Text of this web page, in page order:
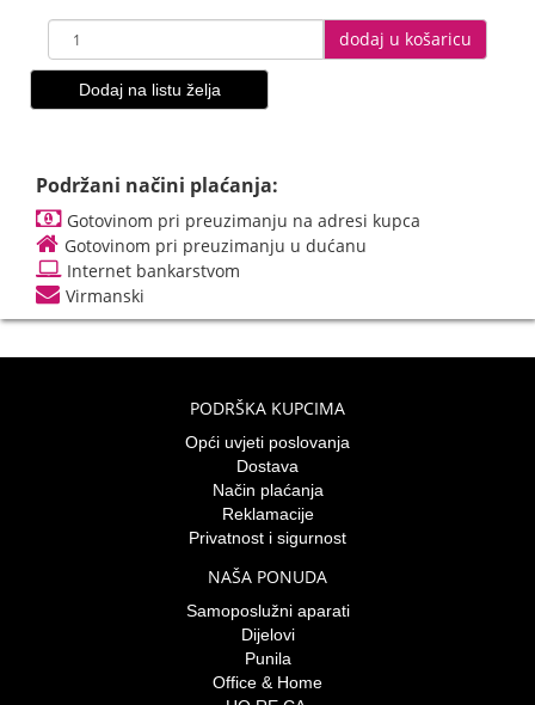
dodaj u košaricu
Dodaj na listu želja
Podržani načini plaćanja:
Gotovinom pri preuzimanju na adresi kupca
Gotovinom pri preuzimanju u dućanu
Internet bankarstvom
Virmanski
PODRŠKA KUPCIMA
Opći uvjeti poslovanja
Dostava
Način plaćanja
Reklamacije
Privatnost i sigurnost
NAŠA PONUDA
Samoposlužni aparati
Dijelovi
Punila
Office & Home